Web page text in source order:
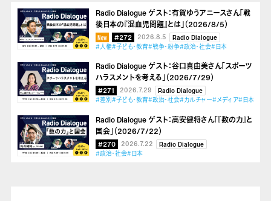
Radio Dialogue ゲスト：有賀ゆうアニースさん「戦
後日本の『混血児問題』とは」（2026/8/5）
#272 2026.8.5
Radio Dialogue
#人権#子ども・教育#戦争・紛争#政治・社会#日本
Radio Dialogue ゲスト：谷口真由美さん「スポーツ
ハラスメントを考える」（2026/7/29）
#271 2026.7.29
Radio Dialogue
#差別#子ども・教育#政治・社会#カルチャー#メディア#日本
Radio Dialogue ゲスト：高安健将さん「『数の力』と
国会」（2026/7/22）
#270 2026.7.22
Radio Dialogue
#政治・社会#日本